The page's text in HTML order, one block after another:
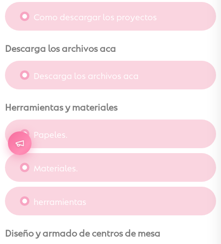
Como descargar los proyectos
Descarga los archivos aca
Descarga los archivos aca
Herramientas y materiales
Papeles.
Materiales.
herramientas
Diseño y armado de centros de mesa